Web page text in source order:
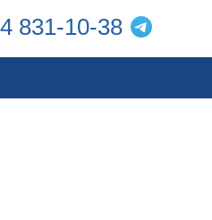
831-10-38